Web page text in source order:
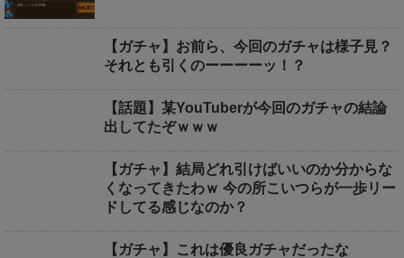
【ガチャ】お前ら、今回のガチャは様子見？
それとも引くのーーーーッ！？
【話題】某YouTuberが今回のガチャの結論
出してたぞｗｗｗ
【ガチャ】結局どれ引けばいいのか分からな
くなってきたわｗ 今の所こいつらが一歩リー
ドしてる感じなのか？
【ガチャ】これは優良ガチャだったな